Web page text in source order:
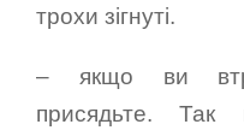
трохи зігнуті.
– якщо ви
присядьте.